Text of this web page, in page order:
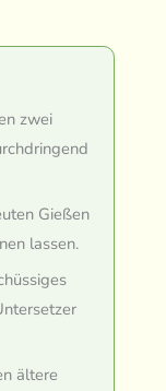
zwei
Gießen
lassen.
ältere